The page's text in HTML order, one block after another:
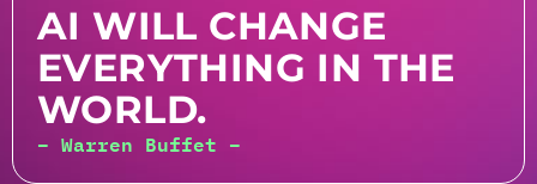
AI WILL CHANGE
EVERYTHING IN THE
WORLD.
– Warren Buffet –